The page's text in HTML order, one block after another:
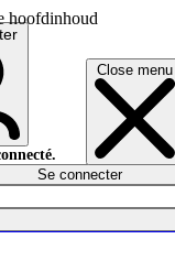
hoofdinhoud
Close menu
Se connecter